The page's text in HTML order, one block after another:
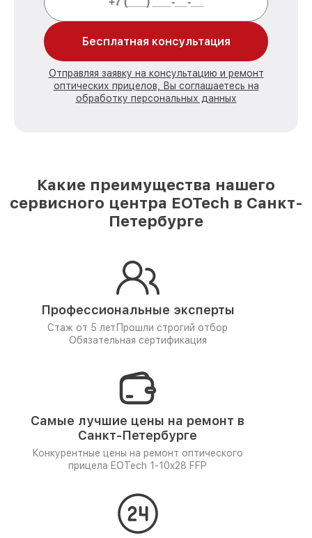
Бесплатная консультация
Отправляя заявку на консультацию и ремонт
оптических прицелов, Вы соглашаетесь на
обработку персональных данных
Какие преимущества нашего
сервисного центра EOTech в Санкт-
Петербурге
Профессиональные эксперты
Стаж от 5 лет Прошли строгий отбор
Обязательная сертификация
Самые лучшие цены на ремонт в
Санкт-Петербурге
Конкурентные цены на ремонт оптического
прицела EOTech 1-10x28 FFP